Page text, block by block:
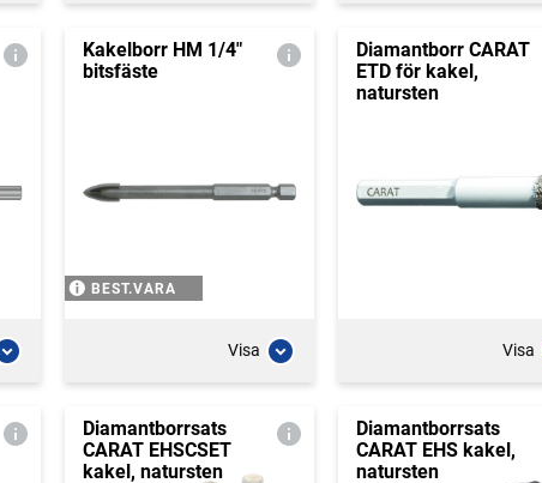
Kakelborr HM 1/4"
bitsfäste
BEST.VARA
Visa
Diamantborr CARAT
ETD för kakel,
natursten
Visa
Diamantborrsats
CARAT EHSCSET
kakel, natursten
Diamantborrsats
CARAT EHS kakel,
natursten